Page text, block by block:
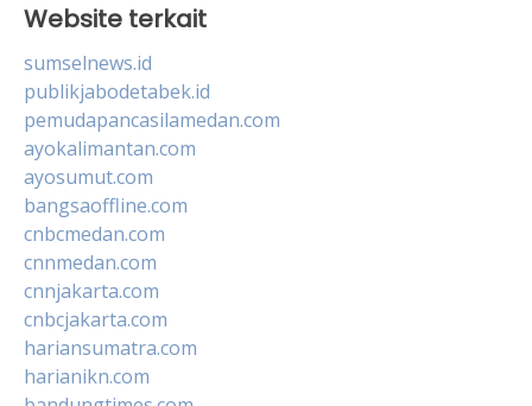
Website terkait
sumselnews.id
publikjabodetabek.id
pemudapancasilamedan.com
ayokalimantan.com
ayosumut.com
bangsaoffline.com
cnbcmedan.com
cnnmedan.com
cnnjakarta.com
cnbcjakarta.com
hariansumatra.com
harianikn.com